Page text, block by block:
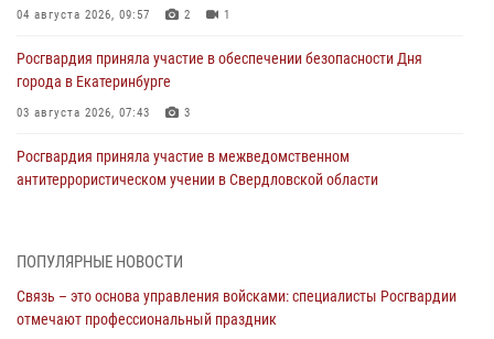
04 августа 2026, 09:57 2 1
Росгвардия приняла участие в обеспечении безопасности Дня
города в Екатеринбурге
03 августа 2026, 07:43 3
Росгвардия приняла участие в межведомственном
антитеррористическом учении в Свердловской области
Росгвардия обеспечивает безопасность граждан на южном
ПОПУЛЯРНЫЕ НОВОСТИ
Связь – это основа управления войсками: специалисты Росгвардии
отмечают профессиональный праздник